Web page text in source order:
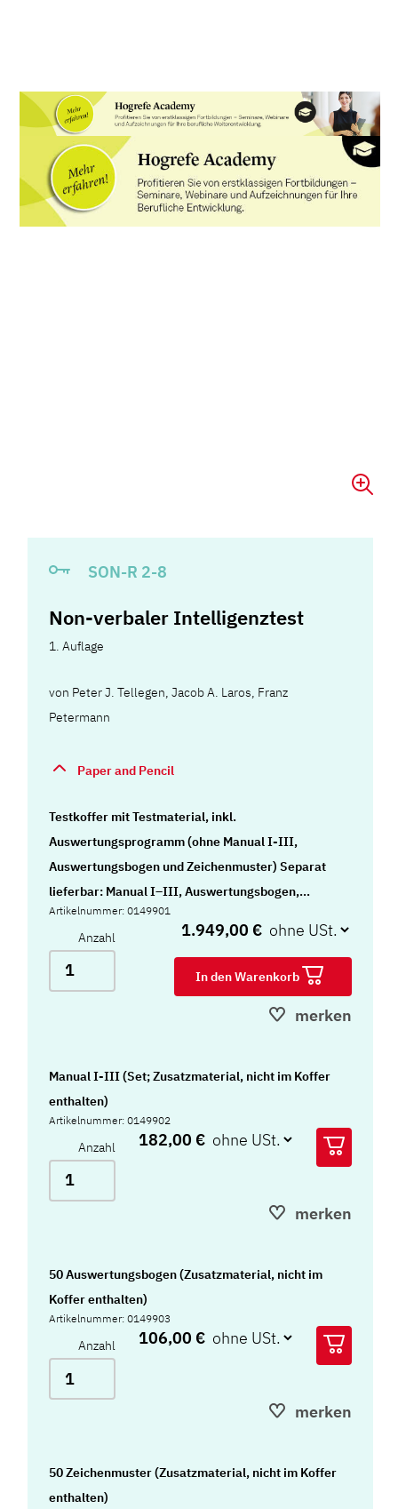
SON-R 2-8
Non-verbaler Intelligenztest
1. Auflage
von Peter J. Tellegen,Jacob A. Laros, Franz
Petermann
Paper and Pencil
Testkoffer mit Testmaterial, inkl.
Auswertungsprogramm (ohne Manual I-III,
Auswertungsbogen und Zeichenmuster) Separat
lieferbar: Manual I–III, Auswertungsbogen,
Zeichenmuster
Artikelnummer: 0149901
Anzahl 1.949,00 €
In den Warenkorb
merken
Manual I-III (Set; Zusatzmaterial, nicht im Koffer
enthalten)
Artikelnummer: 0149902
Anzahl 182,00 €
merken
50 Auswertungsbogen (Zusatzmaterial, nicht im
Koffer enthalten)
Artikelnummer: 0149903
Anzahl 106,00 €
merken
50 Zeichenmuster (Zusatzmaterial, nicht im Koffer
enthalten)